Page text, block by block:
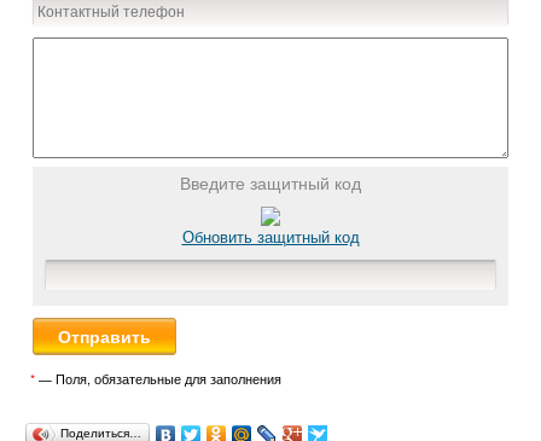
Введите защитный код
Обновить защитный код
* — Поля, обязательные для заполнения
Поделиться…